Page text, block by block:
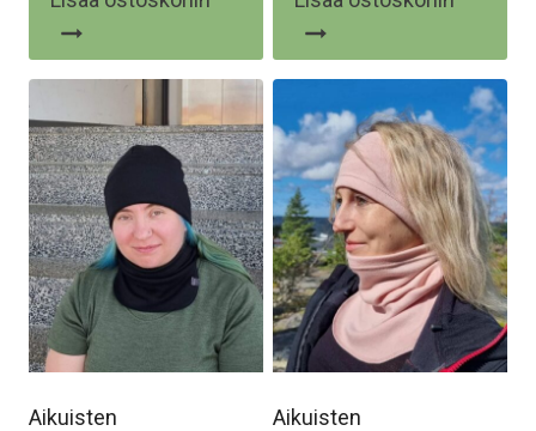
Aikuisten
Aikuisten